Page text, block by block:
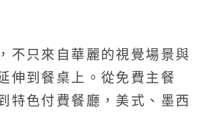
不只來自華麗的視覺場景與
伸到餐桌上。從免費主餐
特色付費餐廳，美式、墨西